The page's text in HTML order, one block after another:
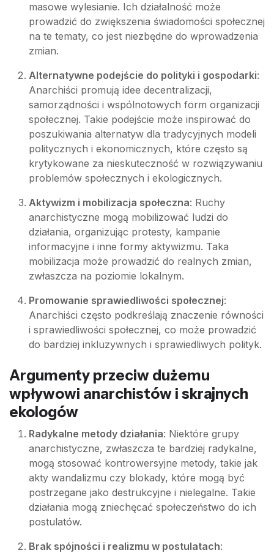
masowe wylesianie. Ich działalność może
prowadzić do zwiększenia świadomości społecznej
na te tematy, co jest niezbędne do wprowadzenia
zmian.
Alternatywne podejście do polityki i gospodarki:
Anarchiści promują idee decentralizacji,
samorządności i wspólnotowych form organizacji
społecznej. Takie podejście może inspirować do
poszukiwania alternatyw dla tradycyjnych modeli
politycznych i ekonomicznych, które często są
krytykowane za nieskuteczność w rozwiązywaniu
problemów społecznych i ekologicznych.
Aktywizm i mobilizacja społeczna: Ruchy
anarchistyczne mogą mobilizować ludzi do
działania, organizując protesty, kampanie
informacyjne i inne formy aktywizmu. Taka
mobilizacja może prowadzić do realnych zmian,
zwłaszcza na poziomie lokalnym.
Promowanie sprawiedliwości społecznej:
Anarchiści często podkreślają znaczenie równości
i sprawiedliwości społecznej, co może prowadzić
do bardziej inkluzywnych i sprawiedliwych polityk.
Argumenty przeciw dużemu
wpływowi anarchistów i skrajnych
ekologów
Radykalne metody działania: Niektóre grupy
anarchistyczne, zwłaszcza te bardziej radykalne,
mogą stosować kontrowersyjne metody, takie jak
akty wandalizmu czy blokady, które mogą być
postrzegane jako destrukcyjne i nielegalne. Takie
działania mogą zniechęcać społeczeństwo do ich
postulatów.
Brak spójności i realizmu w postulatach: